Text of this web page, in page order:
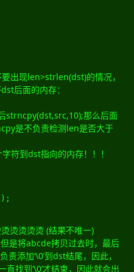
出现len>strlen(dst)的情况，
后面的内存：
strncpy(dst,src,10);那么后面
是不负责检测len是否大于
符到dst指向的内存！！！
);
烫烫烫烫 (结果不唯一)
是将abcde拷贝过去时，最后
添加‘\0’到dst结尾，因此，
找到‘\0’才结束，因此就会出